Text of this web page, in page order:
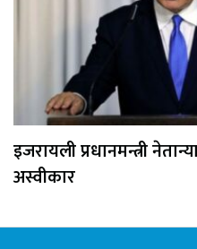
इजरायली प्रधानमन्त्री
अस्वीकार